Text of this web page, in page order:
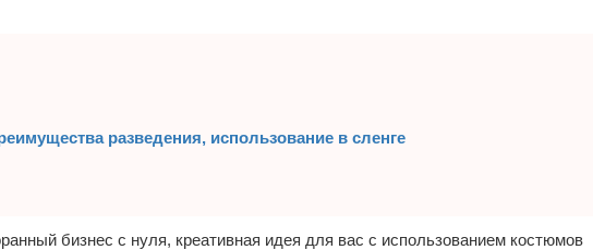
разведения, использование в сленге
бизнес с нуля, креативная идея для вас с использованием костюмов